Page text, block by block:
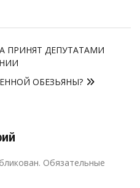
ПРИНЯТ ДЕПУТАТАМИ
ОБЕЗЬЯНЫ?
Обязательные